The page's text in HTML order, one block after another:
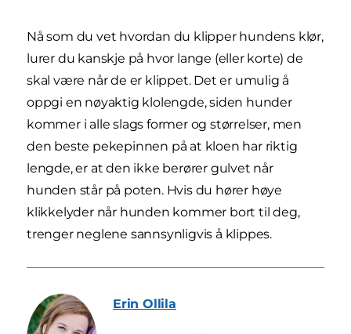
Nå som du vet hvordan du klipper hundens klør,
lurer du kanskje på hvor lange (eller korte) de
skal være når de er klippet. Det er umulig å
oppgi en nøyaktig klolengde, siden hunder
kommer i alle slags former og størrelser, men
den beste pekepinnen på at kloen har riktig
lengde, er at den ikke berører gulvet når
hunden står på poten. Hvis du hører høye
klikkelyder når hunden kommer bort til deg,
trenger neglene sannsynligvis å klippes.
Erin Ollila